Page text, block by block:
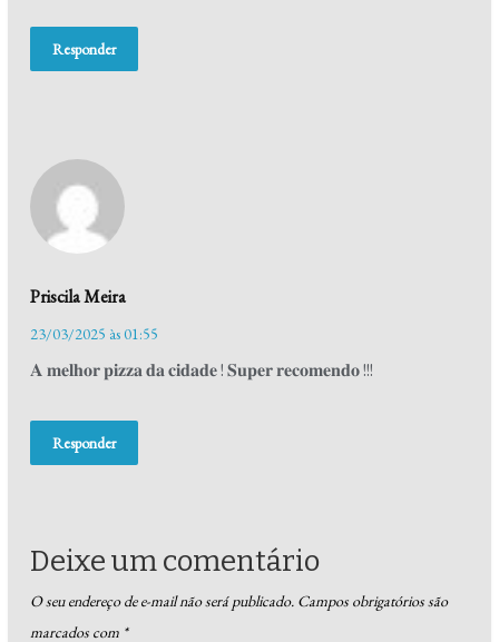
Responder
Priscila Meira
23/03/2025 às 01:55
𝐀 𝐦𝐞𝐥𝐡𝐨𝐫 𝐩𝐢𝐳𝐳𝐚 𝐝𝐚 𝐜𝐢𝐝𝐚𝐝𝐞 ! 𝐒𝐮𝐩𝐞𝐫 𝐫𝐞𝐜𝐨𝐦𝐞𝐧𝐝𝐨 !!!
Responder
Deixe um comentário
O seu endereço de e-mail não será publicado. Campos obrigatórios são
marcados com *